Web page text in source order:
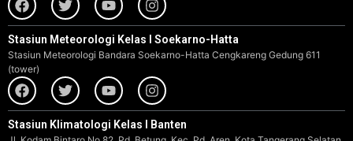
Stasiun Meteorologi Kelas I Soekarno-Hatta
Stasiun Meteorologi Bandara Soekarno-Hatta Cengkareng Gedung 611
(tower)
Stasiun Klimatologi Kelas I Banten